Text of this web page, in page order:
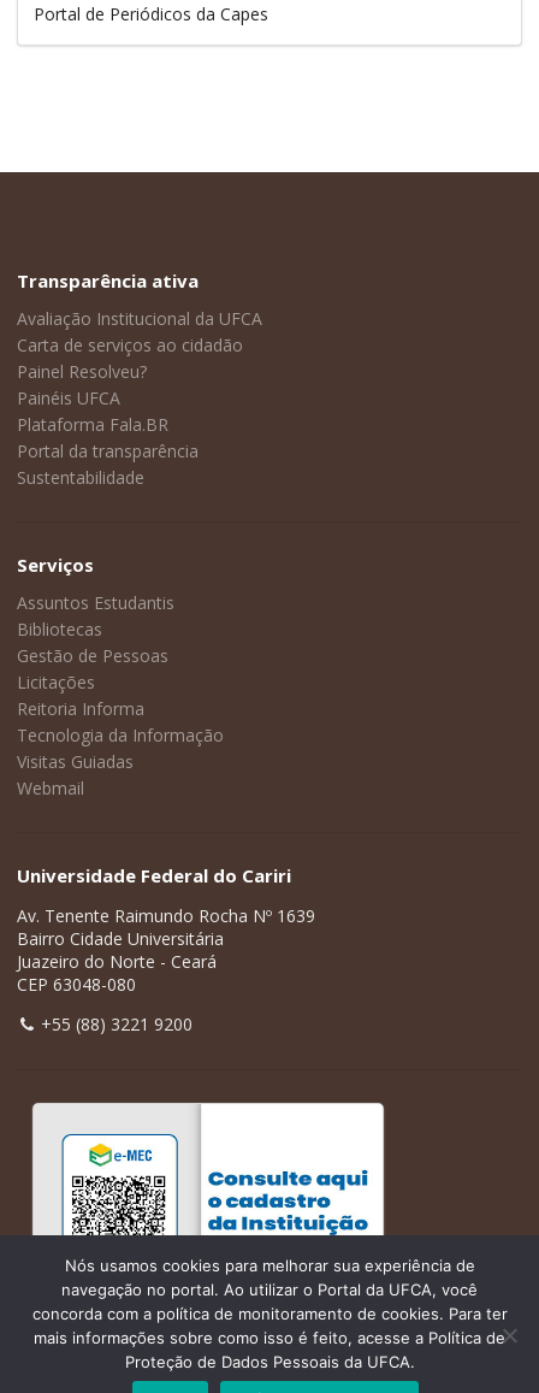
Portal de Periódicos da Capes
Transparência ativa
Avaliação Institucional da UFCA
Carta de serviços ao cidadão
Painel Resolveu?
Painéis UFCA
Plataforma Fala.BR
Portal da transparência
Sustentabilidade
Serviços
Assuntos Estudantis
Bibliotecas
Gestão de Pessoas
Licitações
Reitoria Informa
Tecnologia da Informação
Visitas Guiadas
Webmail
Universidade Federal do Cariri
Av. Tenente Raimundo Rocha Nº 1639
Bairro Cidade Universitária
Juazeiro do Norte - Ceará
CEP 63048-080
+55 (88) 3221 9200
Nós usamos cookies para melhorar sua experiência de
navegação no portal. Ao utilizar o Portal da UFCA, você
concorda com a política de monitoramento de cookies. Para ter
mais informações sobre como isso é feito, acesse a Política de
Proteção de Dados Pessoais da UFCA.